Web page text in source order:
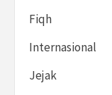
Fiqh
Internasional
Jejak